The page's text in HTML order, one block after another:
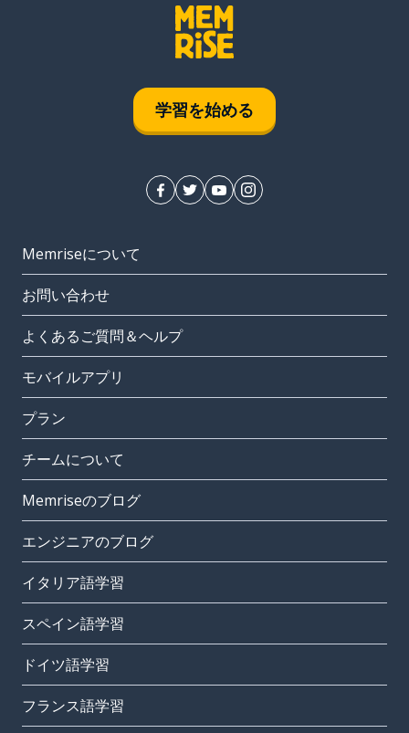
学習を始める
Memriseについて
お問い合わせ
よくあるご質問＆ヘルプ
モバイルアプリ
プラン
チームについて
Memriseのブログ
エンジニアのブログ
イタリア語学習
スペイン語学習
ドイツ語学習
フランス語学習